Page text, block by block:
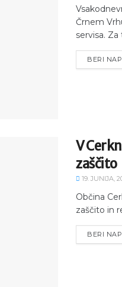
Črnem
servisa. Za
BERI
V
zaščito
19. JUNIJA,
Občina
zaščito in
BERI